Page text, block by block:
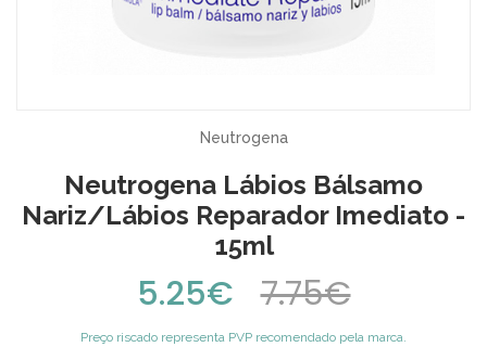
Neutrogena
Neutrogena Lábios Bálsamo
Nariz/Lábios Reparador Imediato -
15ml
5.25€ 7.75€
Preço riscado representa PVP recomendado pela marca.